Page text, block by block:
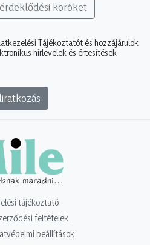
köröket
Tájékoztatót és hozzájárulok
hírlevelek és értesítések
tájékoztató
feltételek
beállítások